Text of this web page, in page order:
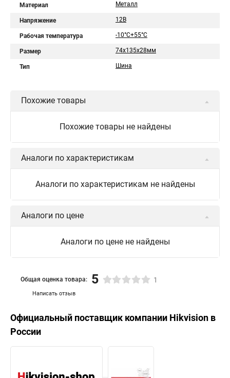
Материал Металл
Напряжение 12В
Рабочая температура -10°C+55°C
Размер 74х135х28мм
Тип Шина
Похожие товары
Похожие товары не найдены
Аналоги по характеристикам
Аналоги по характеристикам не найдены
Аналоги по цене
Аналоги по цене не найдены
Написать отзыв
Общая оценка товара: 5 1
Официальный поставщик компании Hikvision в
России